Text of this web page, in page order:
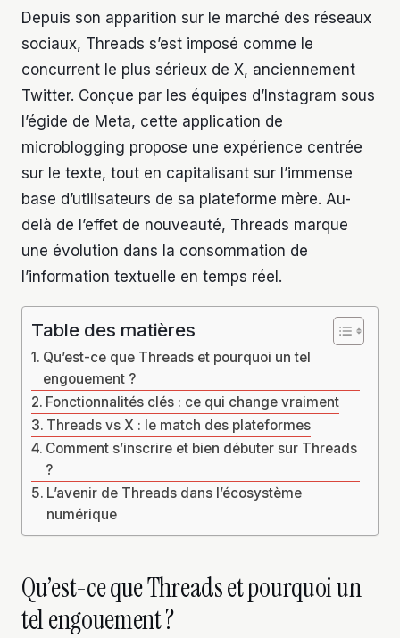
Depuis son apparition sur le marché des réseaux
sociaux, Threads s’est imposé comme le
concurrent le plus sérieux de X, anciennement
Twitter. Conçue par les équipes d’Instagram sous
l’égide de Meta, cette application de
microblogging propose une expérience centrée
sur le texte, tout en capitalisant sur l’immense
base d’utilisateurs de sa plateforme mère. Au-
delà de l’effet de nouveauté, Threads marque
une évolution dans la consommation de
l’information textuelle en temps réel.
Table des matières
Qu’est-ce que Threads et pourquoi un tel
engouement ?
Fonctionnalités clés : ce qui change vraiment
Threads vs X : le match des plateformes
Comment s’inscrire et bien débuter sur Threads
?
L’avenir de Threads dans l’écosystème
numérique
Qu’est-ce que Threads et pourquoi un
tel engouement ?